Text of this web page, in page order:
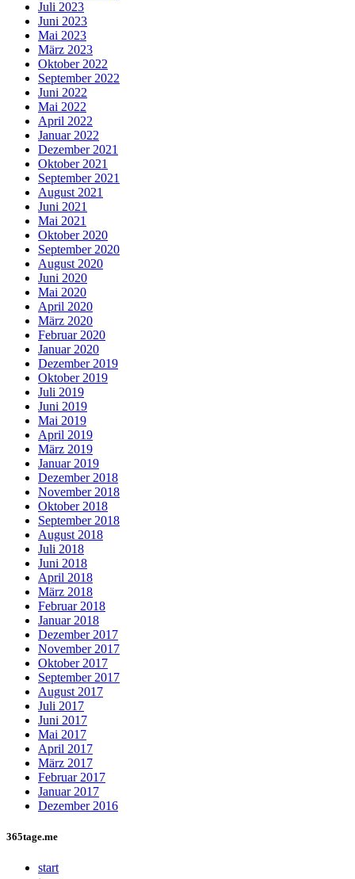
Juli 2023
Juni 2023
Mai 2023
März 2023
Oktober 2022
September 2022
Juni 2022
Mai 2022
April 2022
Januar 2022
Dezember 2021
Oktober 2021
September 2021
August 2021
Juni 2021
Mai 2021
Oktober 2020
September 2020
August 2020
Juni 2020
Mai 2020
April 2020
März 2020
Februar 2020
Januar 2020
Dezember 2019
Oktober 2019
Juli 2019
Juni 2019
Mai 2019
April 2019
März 2019
Januar 2019
Dezember 2018
November 2018
Oktober 2018
September 2018
August 2018
Juli 2018
Juni 2018
April 2018
März 2018
Februar 2018
Januar 2018
Dezember 2017
November 2017
Oktober 2017
September 2017
August 2017
Juli 2017
Juni 2017
Mai 2017
April 2017
März 2017
Februar 2017
Januar 2017
Dezember 2016
365tage.me
start